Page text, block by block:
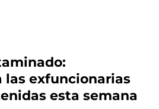
las exfuncionarias
esta semana